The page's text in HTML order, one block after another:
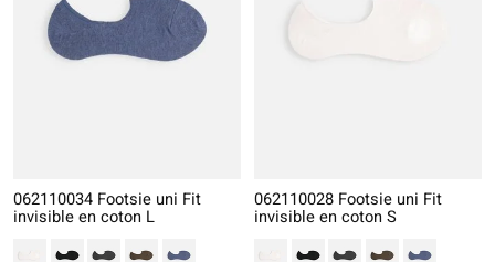
062110034 Footsie uni Fit
invisible en coton L
062110028 Footsie uni Fit
invisible en coton S